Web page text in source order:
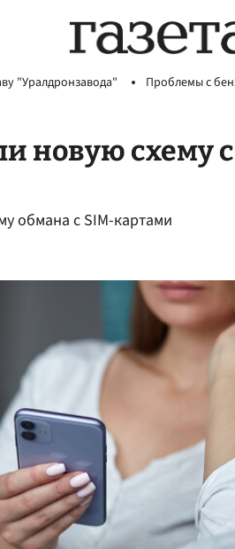
"Уралдронзавода" Проблемы с
новую схему
обмана с SIM-картами